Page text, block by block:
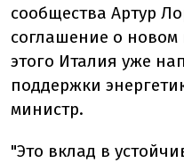
сообщества Артур
соглашение о новом
этого Италия уже
поддержки
министр.
"Это вклад в